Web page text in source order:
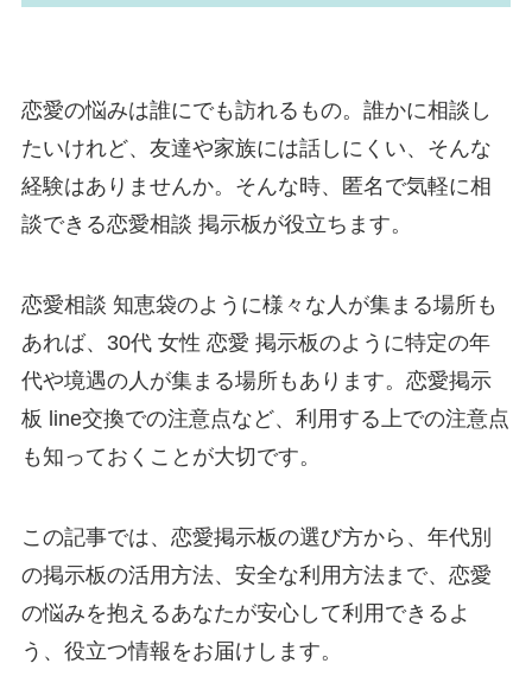
恋愛の悩みは誰にでも訪れるもの。誰かに相談し
たいけれど、友達や家族には話しにくい、そんな
経験はありませんか。そんな時、匿名で気軽に相
談できる恋愛相談 掲示板が役立ちます。
恋愛相談 知恵袋のように様々な人が集まる場所も
あれば、30代 女性 恋愛 掲示板のように特定の年
代や境遇の人が集まる場所もあります。恋愛掲示
板 line交換での注意点など、利用する上での注意点
も知っておくことが大切です。
この記事では、恋愛掲示板の選び方から、年代別
の掲示板の活用方法、安全な利用方法まで、恋愛
の悩みを抱えるあなたが安心して利用できるよ
う、役立つ情報をお届けします。